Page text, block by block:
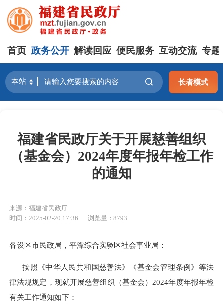
首页 政务公开 解读回应 便民服务 互动交流 专题
长者模式
福建省民政厅关于开展慈善组织
（基金会）2024年度年报年检工作
的通知
来源：福建省民政厅
时间：2025-02-20 17:36
浏览量：8793
各设区市民政局，平潭综合实验区社会事业局 ：
按照《中华人民共和国慈善法》《基金会管理条例》等法
律法规规定，现就开展慈善组织（基金会） 2024年度年报年检
有关工作通知如下：